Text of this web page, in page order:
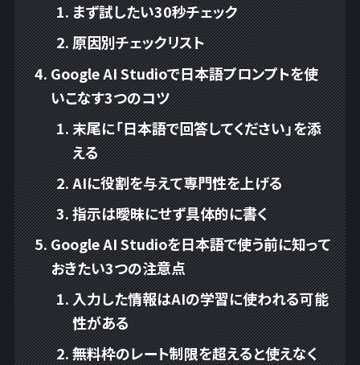
まず試したい30秒チェック
原因別チェックリスト
Google AI Studioで日本語プロンプトを使
いこなす3つのコツ
末尾に「日本語で回答してください」を添
える
AIに役割を与えて専門性を上げる
指示は曖昧にせず具体的に書く
Google AI Studioを日本語で使う前に知って
おきたい3つの注意点
入力した情報はAIの学習に使われる可能
性がある
無料枠のレート制限を超えると使えなく